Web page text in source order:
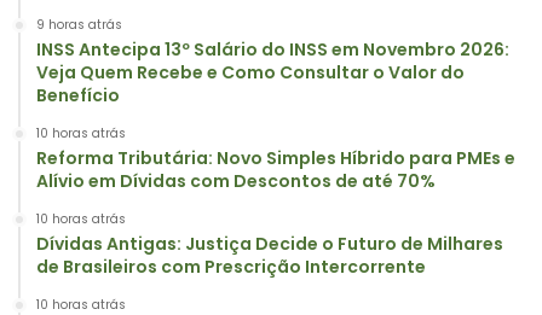
9 horas atrás
INSS Antecipa 13º Salário do INSS em Novembro 2026:
Veja Quem Recebe e Como Consultar o Valor do
Benefício
10 horas atrás
Reforma Tributária: Novo Simples Híbrido para PMEs e
Alívio em Dívidas com Descontos de até 70%
10 horas atrás
Dívidas Antigas: Justiça Decide o Futuro de Milhares
de Brasileiros com Prescrição Intercorrente
10 horas atrás